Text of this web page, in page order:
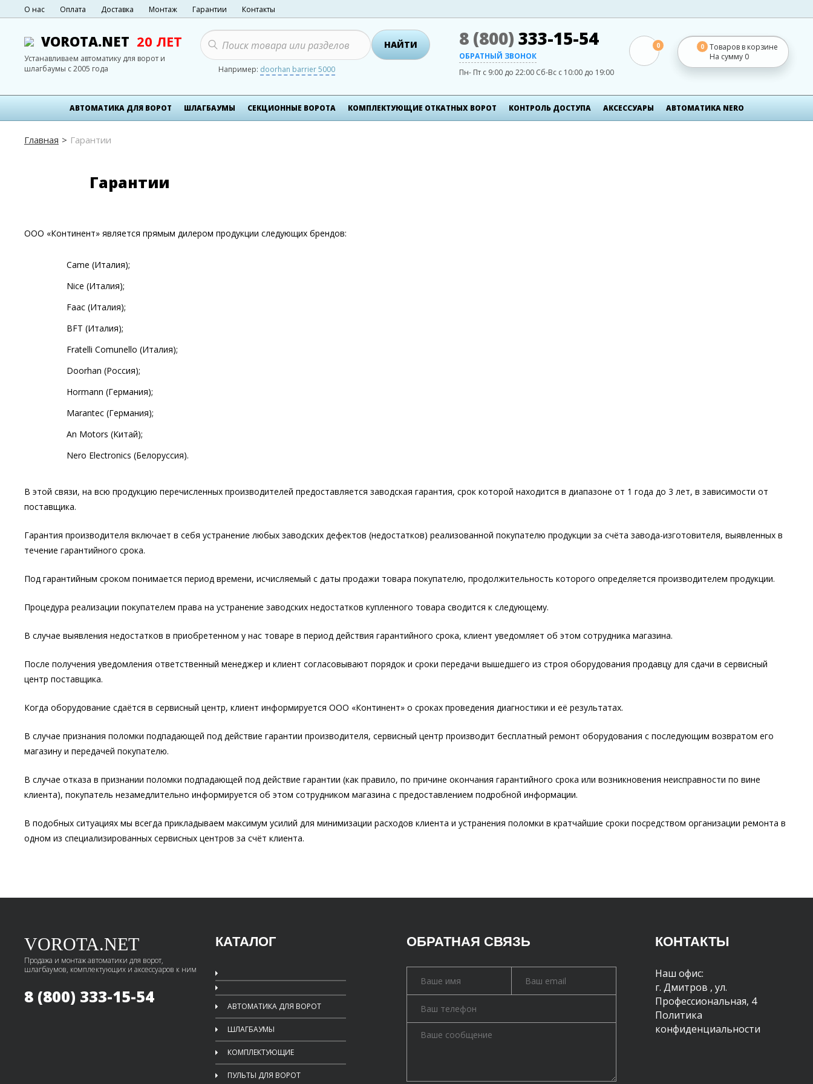
О нас Оплата Доставка Монтаж Гарантии Контакты
VOROTA.NET 20 ЛЕТ
Устанавливаем автоматику для ворот и
шлагбаумы с 2005 года
НАЙТИ
Например: doorhan barrier 5000
8 (800) 333-15-54
ОБРАТНЫЙ ЗВОНОК
Пн- Пт с 9:00 до 22:00 Сб-Вс с 10:00 до 19:00
0 0
Товаров в корзине
На сумму 0
АВТОМАТИКА ДЛЯ ВОРОТ ШЛАГБАУМЫ СЕКЦИОННЫЕ ВОРОТА КОМПЛЕКТУЮЩИЕ ОТКАТНЫХ ВОРОТ КОНТРОЛЬ ДОСТУПА АКСЕСCУАРЫ АВТОМАТИКА NERO
Главная Гарантии
Гарантии
ООО «Континент» является прямым дилером продукции следующих брендов:
Came (Италия);
Nice (Италия);
Faac (Италия);
BFT (Италия);
Fratelli Comunello (Италия);
Doorhan (Россия);
Hormann (Германия);
Marantec (Германия);
An Motors (Китай);
Nero Electronics (Белоруссия).
В этой связи, на всю продукцию перечисленных производителей предоставляется заводская гарантия, срок которой находится в диапазоне от 1 года до 3 лет, в зависимости от
поставщика.
Гарантия производителя включает в себя устранение любых заводских дефектов (недостатков) реализованной покупателю продукции за счёта завода-изготовителя, выявленных в
течение гарантийного срока.
Под гарантийным сроком понимается период времени, исчисляемый с даты продажи товара покупателю, продолжительность которого определяется производителем продукции.
Процедура реализации покупателем права на устранение заводских недостатков купленного товара сводится к следующему.
В случае выявления недостатков в приобретенном у нас товаре в период действия гарантийного срока, клиент уведомляет об этом сотрудника магазина.
После получения уведомления ответственный менеджер и клиент согласовывают порядок и сроки передачи вышедшего из строя оборудования продавцу для сдачи в сервисный
центр поставщика.
Когда оборудование сдаётся в сервисный центр, клиент информируется ООО «Континент» о сроках проведения диагностики и её результатах.
В случае признания поломки подпадающей под действие гарантии производителя, сервисный центр производит бесплатный ремонт оборудования с последующим возвратом его
магазину и передачей покупателю.
В случае отказа в признании поломки подпадающей под действие гарантии (как правило, по причине окончания гарантийного срока или возникновения неисправности по вине
клиента), покупатель незамедлительно информируется об этом сотрудником магазина с предоставлением подробной информации.
В подобных ситуациях мы всегда прикладываем максимум усилий для минимизации расходов клиента и устранения поломки в кратчайшие сроки посредством организации ремонта в
одном из специализированных сервисных центров за счёт клиента.
VOROTA.NET
Продажа и монтаж автоматики для ворот,
шлагбаумов, комплектующих и аксессуаров к ним
8 (800) 333-15-54
КАТАЛОГ
АВТОМАТИКА ДЛЯ ВОРОТ
ШЛАГБАУМЫ
КОМПЛЕКТУЮЩИЕ
ПУЛЬТЫ ДЛЯ ВОРОТ
ОБРАТНАЯ СВЯЗЬ КОНТАКТЫ
Наш офис:
г. Дмитров , ул.
Профессиональная, 4
Политика
конфиденциальности